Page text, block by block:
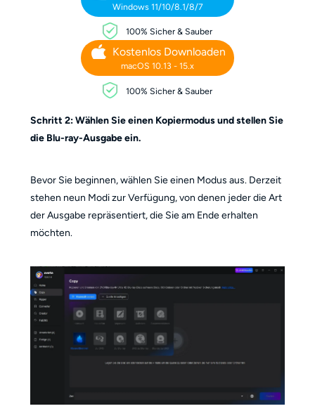
Windows 11/10/8.1/8/7
100% Sicher & Sauber
Kostenlos Downloaden
macOS 10.13 - 15.x
100% Sicher & Sauber
Schritt 2: Wählen Sie einen Kopiermodus und stellen Sie
die Blu-ray-Ausgabe ein.
Bevor Sie beginnen, wählen Sie einen Modus aus. Derzeit
stehen neun Modi zur Verfügung, von denen jeder die Art
der Ausgabe repräsentiert, die Sie am Ende erhalten
möchten.